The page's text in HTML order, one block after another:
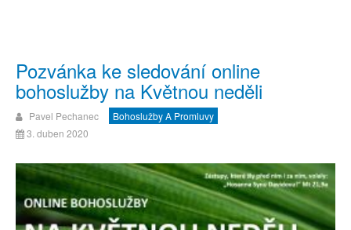
Pozvánka ke sledování online
bohoslužby na Květnou neděli
Pavel Pechanec
Bohoslužby A Promluvy
3. duben 2020